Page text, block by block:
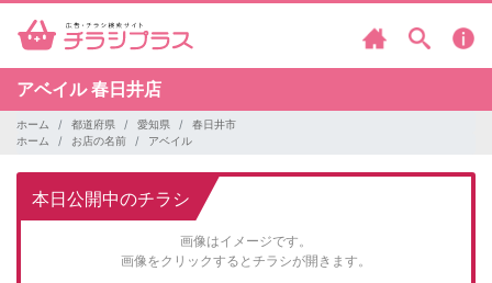
アベイル春日井店
ホーム 都道府県 愛知県
春日井市
ホーム
お店の名前 アベイル
本日公開中のチラシ
画像はイメージです。
画像をクリックするとチラシが開きます。